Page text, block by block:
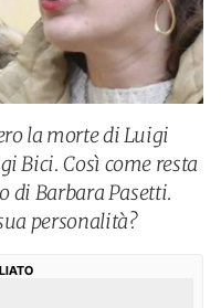
la morte di Luigi
Bici. Così come resta
di Barbara Pasetti.
personalità?